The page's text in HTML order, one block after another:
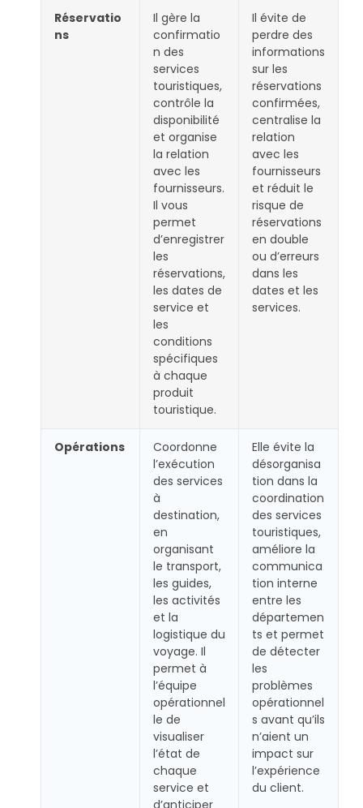
Réservatio
ns
Il gère la
confirmatio
n des
services
touristiques,
contrôle la
disponibilité
et organise
la relation
avec les
fournisseurs.
Il vous
permet
d’enregistrer
les
réservations,
les dates de
service et
les
conditions
spécifiques
à chaque
produit
touristique.
Il évite de
perdre des
informations
sur les
réservations
confirmées,
centralise la
relation
avec les
fournisseurs
et réduit le
risque de
réservations
en double
ou d’erreurs
dans les
dates et les
services.
Opérations
Coordonne
l’exécution
des services
à
destination,
en
organisant
le transport,
les guides,
les activités
et la
logistique du
voyage. Il
permet à
l’équipe
opérationnel
le de
visualiser
l’état de
chaque
service et
d’anticiper
Elle évite la
désorganisa
tion dans la
coordination
des services
touristiques,
améliore la
communica
tion interne
entre les
départemen
ts et permet
de détecter
les
problèmes
opérationnel
s avant qu’ils
n’aient un
impact sur
l’expérience
du client.